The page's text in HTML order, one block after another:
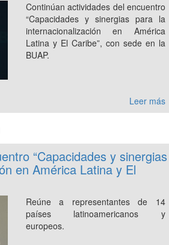
Continúan actividades del encuentro
“Capacidades y sinergias para la
internacionalización en América
Latina y El Caribe”, con sede en la
BUAP.
Leer más
“Capacidades y sinergias
en América Latina y El
Reúne a representantes de 14
países latinoamericanos y
europeos.